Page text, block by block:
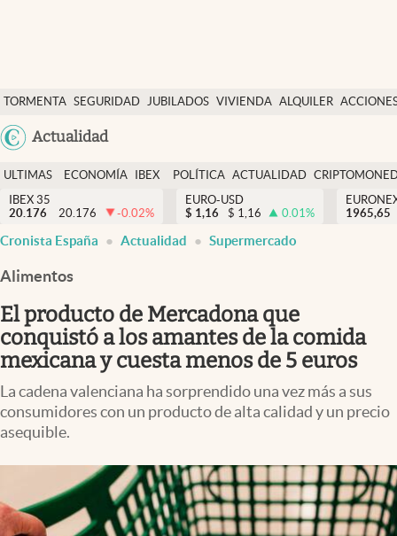
TORMENTA SEGURIDAD JUBILADOS VIVIENDA ALQUILER
USA
Actualidad
Economía y finanzas
Política
Actualidad
Criptomonedas
España
ULTIMAS
NOTICIAS
ECONOMÍA
FINANZAS
IBEX
EURO
POLÍTICA ACTUALIDAD
IBEX 35
20.176
20.176 -0.02%
EURO-USD
$ 1,16 $ 1,16 0.01%
1965,65
Cronista España Actualidad Supermercado
Alimentos
El producto de Mercadona que
conquistó a los amantes de la comida
mexicana y cuesta menos de 5 euros
La cadena valenciana ha sorprendido una vez más a sus
consumidores con un producto de alta calidad y un precio
asequible.